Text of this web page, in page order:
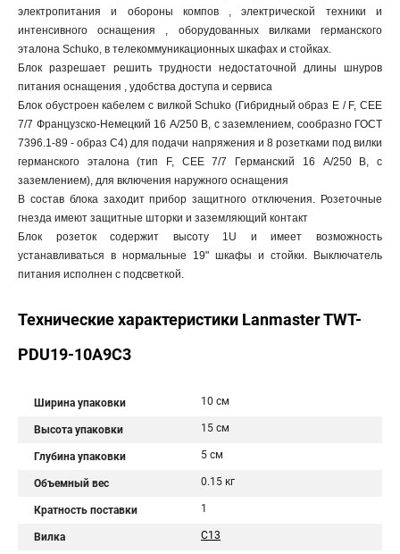
электропитания и обороны компов , электрической техники и
интенсивного оснащения , оборудованных вилками германского
эталона Schuko, в телекоммуникационных шкафах и стойках.
Блок разрешает решить трудности недостаточной длины шнуров
питания оснащения , удобства доступа и сервиса
Блок обустроен кабелем с вилкой Schuko (Гибридный образ E / F, CEE
7/7 Французско-Немецкий 16 А/250 В, с заземлением, сообразно ГОСТ
7396.1-89 - образ С4) для подачи напряжения и 8 розетками под вилки
германского эталона (тип F, CEE 7/7 Германский 16 А/250 В, с
заземлением), для включения наружного оснащения
В состав блока заходит прибор защитного отключения. Розеточные
гнезда имеют защитные шторки и заземляющий контакт
Блок розеток содержит высоту 1U и имеет возможность
устанавливаться в нормальные 19" шкафы и стойки. Выключатель
питания исполнен с подсветкой.
Технические характеристики Lanmaster TWT-
PDU19-10A9C3
Ширина упаковки 10 см
Высота упаковки 15 см
Глубина упаковки 5 см
Объемный вес 0.15 кг
Кратность поставки 1
Вилка C13